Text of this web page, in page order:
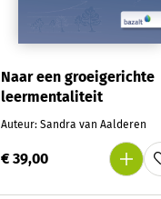
Naar een groeigerichte
leermentaliteit
Auteur: Sandra van Aalderen
€ 39,00